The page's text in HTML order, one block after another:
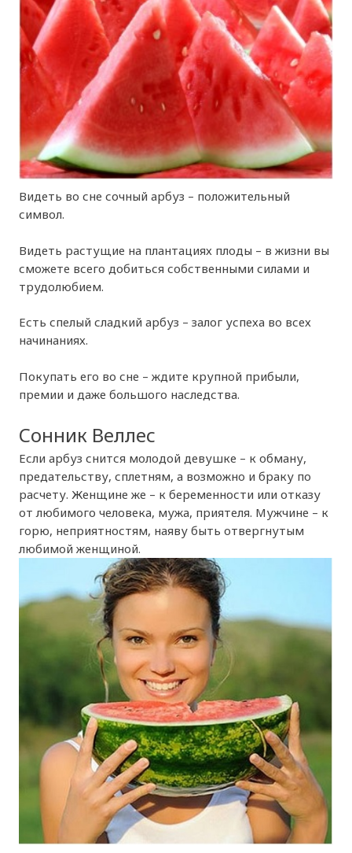
Видеть во сне сочный арбуз – положительный
символ.
Видеть растущие на плантациях плоды – в жизни вы
сможете всего добиться собственными силами и
трудолюбием.
Есть спелый сладкий арбуз – залог успеха во всех
начинаниях.
Покупать его во сне – ждите крупной прибыли,
премии и даже большого наследства.
Сонник Веллес
Если арбуз снится молодой девушке – к обману,
предательству, сплетням, а возможно и браку по
расчету. Женщине же – к беременности или отказу
от любимого человека, мужа, приятеля. Мужчине – к
горю, неприятностям, наяву быть отвергнутым
любимой женщиной.